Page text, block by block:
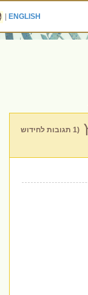
ENGLISH
|
(1 תגובות לחידוש